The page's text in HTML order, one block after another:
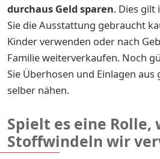
durchaus Geld sparen. Dies gilt
Sie die Ausstattung gebraucht
Kinder verwenden oder nach
Familie weiterverkaufen. Noch
Sie Überhosen und Einlagen
selber nähen.
Spielt es eine Rolle,
Stoffwindeln wir